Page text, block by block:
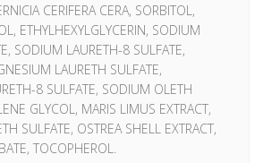
CERIFERA CERA, SORBITOL,
ETHYLHEXYLGLYCERIN, SODIUM
SODIUM LAURETH-8 SULFATE,
LAURETH SULFATE,
8 SULFATE, SODIUM OLETH
GLYCOL, MARIS LIMUS EXTRACT,
SULFATE, OSTREA SHELL EXTRACT,
TOCOPHEROL.